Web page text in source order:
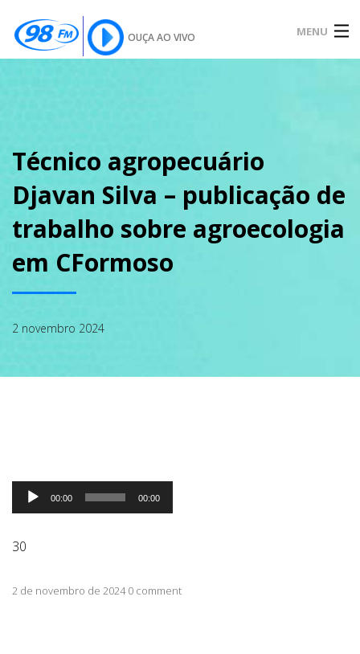
OUÇA AO VIVO MENU
SOBRE
NOTÍCIAS
PODCAST
GALERIA
Técnico agropecuário
Djavan Silva – publicação de
trabalho sobre agroecologia
em CFormoso
2 novembro 2024
Tocador
00:00 00:00
30
2 de novembro de 2024 0 comment